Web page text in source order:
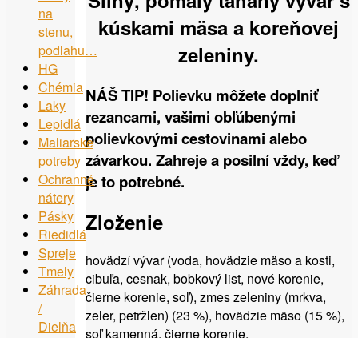
kúskami mäsa a koreňovej
zeleniny.
NÁŠ TIP! Polievku môžete doplniť
rezancami, vašimi obľúbenými
polievkovými cestovinami alebo
závarkou. Zahreje a posilní vždy, keď
je to potrebné.
Zloženie
hovädzí vývar (voda, hovädzie mäso a kosti,
cibuľa, cesnak, bobkový list, nové korenie,
čierne korenie, soľ), zmes zeleniny (mrkva,
zeler, petržlen) (23 %), hovädzie mäso (15 %),
soľ kamenná, čierne korenie.
na
stenu,
podlahu…
HG
Chémia
Laky
Lepidlá
Maliarske
potreby
Ochranné
nátery
Pásky
Riedidlá
Spreje
Tmely
Záhrada
/
Dielňa